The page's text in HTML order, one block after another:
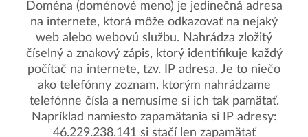
Doména (doménové meno) je jedinečná adresa
na internete, ktorá môže odkazovať na nejaký
web alebo webovú službu. Nahrádza zložitý
číselný a znakový zápis, ktorý identifikuje každý
počítač na internete, tzv. IP adresa. Je to niečo
ako telefónny zoznam, ktorým nahrádzame
telefónne čísla a nemusíme si ich tak pamätať.
Napríklad namiesto zapamätania si IP adresy:
46.229.238.141 si stačí len zapamätať